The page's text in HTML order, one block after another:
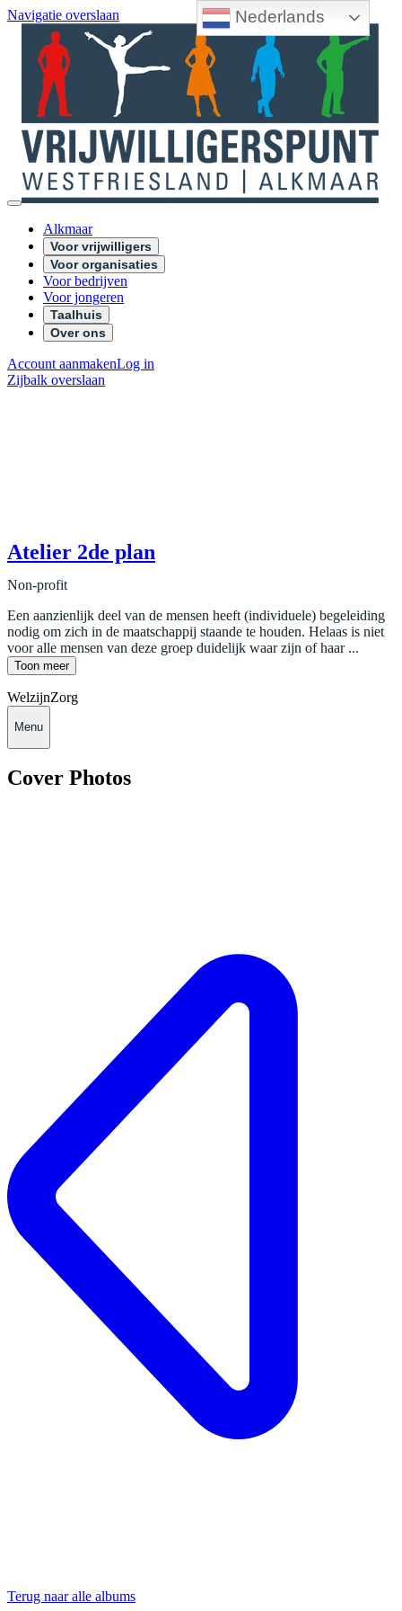
Nederlands
Navigatie overslaan
Alkmaar
Voor vrijwilligers
Voor organisaties
Voor bedrijven
Voor jongeren
Taalhuis
Over ons
Account aanmakenLog in
Zijbalk overslaan
Atelier 2de plan
Non-profit
Een aanzienlijk deel van de mensen heeft (individuele) begeleiding
nodig om zich in de maatschappij staande te houden. Helaas is niet
voor alle mensen van deze groep duidelijk waar zijn of haar ...
Toon meer
WelzijnZorg
Menu
Cover Photos
Terug naar alle albums